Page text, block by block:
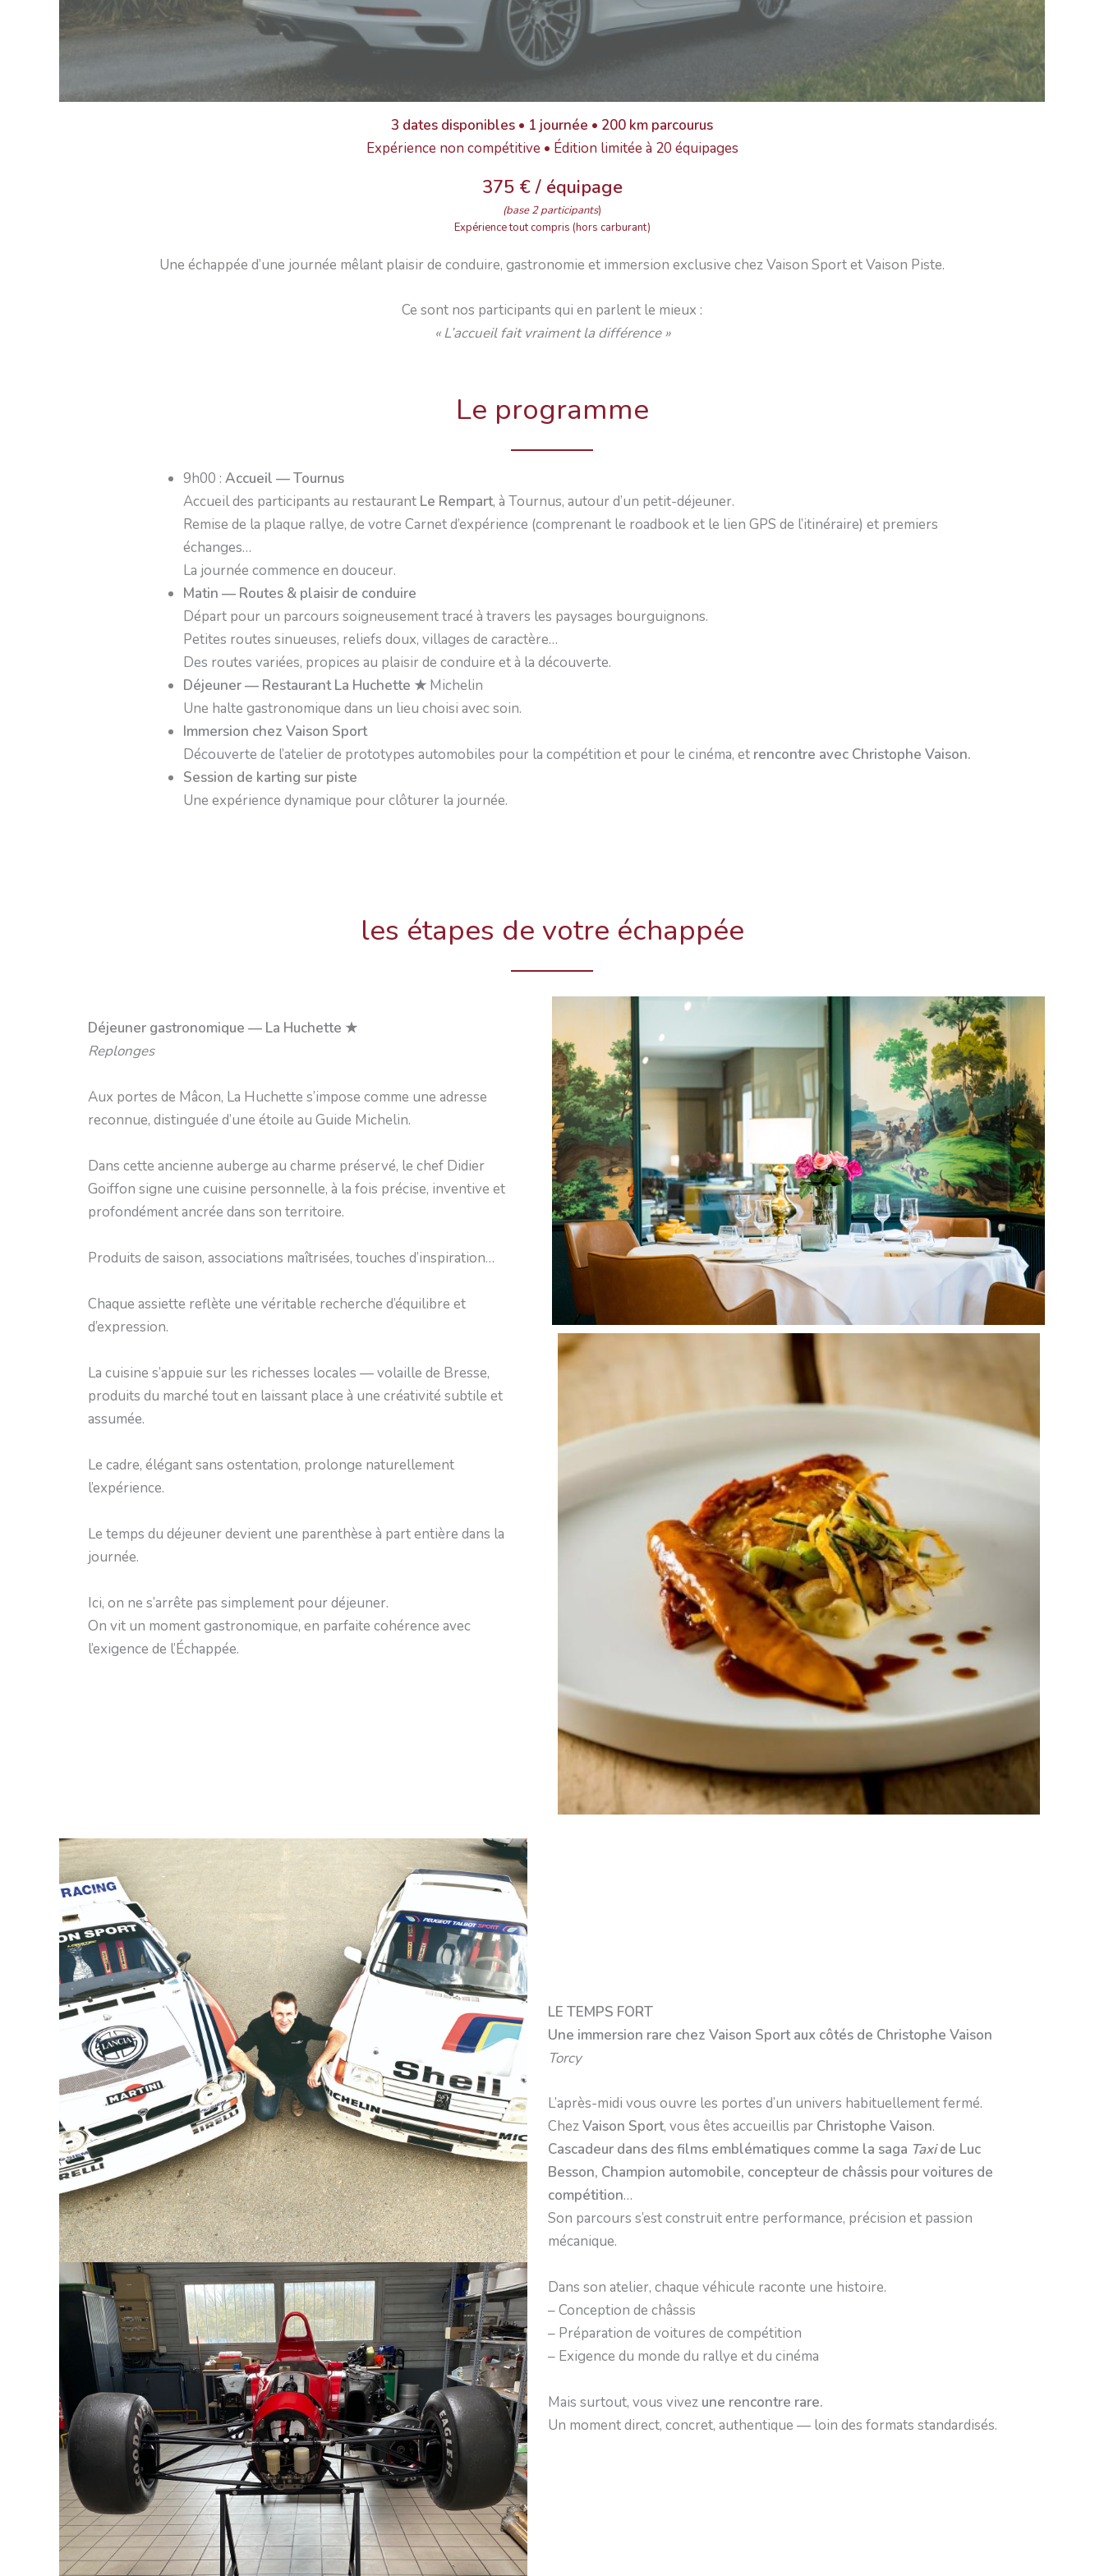
3 dates disponibles • 1 journée • 200 km parcourus
Expérience non compétitive • Édition limitée à 20 équipages
375 € / équipage
(base 2 participants)
Expérience tout compris (hors carburant)
Une échappée d’une journée mêlant plaisir de conduire, gastronomie et immersion exclusive chez Vaison Sport et Vaison Piste.
Ce sont nos participants qui en parlent le mieux :
« L’accueil fait vraiment la différence »
Le programme
9h00 : Accueil — Tournus
Accueil des participants au restaurant Le Rempart, à Tournus, autour d’un petit-déjeuner.
Remise de la plaque rallye, de votre Carnet d’expérience (comprenant le roadbook et le lien GPS de l’itinéraire) et premiers
échanges…
La journée commence en douceur.
Matin — Routes & plaisir de conduire
Départ pour un parcours soigneusement tracé à travers les paysages bourguignons.
Petites routes sinueuses, reliefs doux, villages de caractère…
Des routes variées, propices au plaisir de conduire et à la découverte.
Déjeuner — Restaurant La Huchette ★ Michelin
Une halte gastronomique dans un lieu choisi avec soin.
Immersion chez Vaison Sport
Découverte de l’atelier de prototypes automobiles pour la compétition et pour le cinéma, et rencontre avec Christophe Vaison.
Session de karting sur piste
Une expérience dynamique pour clôturer la journée.
les étapes de votre échappée
Déjeuner gastronomique — La Huchette ★
Replonges
Aux portes de Mâcon, La Huchette s’impose comme une adresse
reconnue, distinguée d’une étoile au Guide Michelin.
Dans cette ancienne auberge au charme préservé, le chef Didier
Goiffon signe une cuisine personnelle, à la fois précise, inventive et
profondément ancrée dans son territoire.
Produits de saison, associations maîtrisées, touches d’inspiration…
Chaque assiette reflète une véritable recherche d’équilibre et
d’expression.
La cuisine s’appuie sur les richesses locales — volaille de Bresse,
produits du marché tout en laissant place à une créativité subtile et
assumée.
Le cadre, élégant sans ostentation, prolonge naturellement
l’expérience.
Le temps du déjeuner devient une parenthèse à part entière dans la
journée.
Ici, on ne s’arrête pas simplement pour déjeuner.
On vit un moment gastronomique, en parfaite cohérence avec
l’exigence de l’Échappée.
LE TEMPS FORT
Une immersion rare chez Vaison Sport aux côtés de Christophe Vaison
Torcy
L’après-midi vous ouvre les portes d’un univers habituellement fermé.
ChezVaison Sport, vous êtes accueillis par Christophe Vaison.
Cascadeur dans des films emblématiques comme la saga Taxide Luc
Besson, Champion automobile, concepteur de châssis pour voitures de
compétition…
Son parcours s’est construit entre performance, précision et passion
mécanique.
Dans son atelier, chaque véhicule raconte une histoire.
– Conception de châssis
– Préparation de voitures de compétition
– Exigence du monde du rallye et du cinéma
Mais surtout, vous vivez une rencontre rare.
Un moment direct, concret, authentique — loin des formats standardisés.